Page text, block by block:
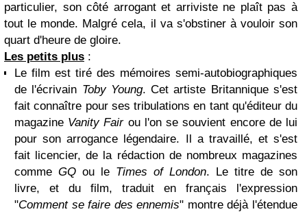
particulier, son côté arrogant et arriviste ne plaît pas à
tout le monde. Malgré cela, il va s'obstiner à vouloir son
quart d'heure de gloire.
Les petits plus :
Le film est tiré des mémoires semi-autobiographiques
de l'écrivain Toby Young. Cet artiste Britannique s'est
fait connaître pour ses tribulations en tant qu'éditeur du
magazine Vanity Fairou l'on se souvient encore de lui
pour son arrogance légendaire. Il a travaillé, et s'est
fait licencier, de la rédaction de nombreux magazines
comme GQ ou le Times of London. Le titre de son
livre, et du film, traduit en français l'expression
"Comment se faire des ennemis" montre déjà l'étendue